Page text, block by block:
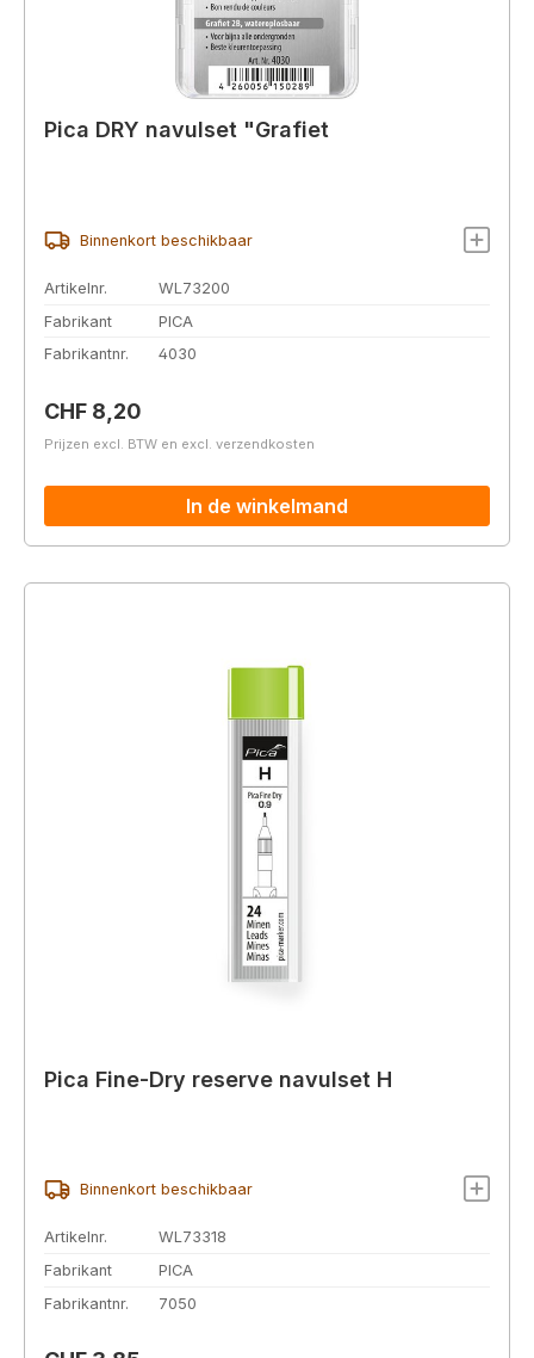
Pica DRY navulset "Grafiet
Binnenkort beschikbaar
Artikelnr.
WL73200
Fabrikant
PICA
Fabrikantnr.
4030
Normale prijs:
CHF 8,20
Prijzen excl. BTW en excl. verzendkosten
In de winkelmand
Pica Fine-Dry reserve navulset H
Binnenkort beschikbaar
Artikelnr.
WL73318
Fabrikant
PICA
Fabrikantnr.
7050